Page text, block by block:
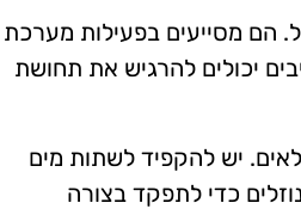
הם מסייעים בפעילות מערכת
את הסיכון למחלות כרוניות כמו סוכרת סוג 2. סיבים יכולים להרגיש את תחושת
יש להקפיד לשתות מים
כדי לתפקד בצורה